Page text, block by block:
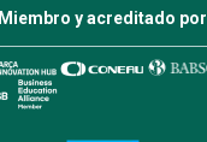
Miembro y acreditado por